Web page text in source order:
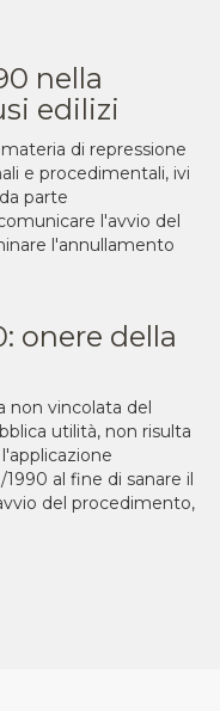
nella
edilizi
di repressione
e procedimentali, ivi
parte
l'avvio del
l'annullamento
onere della
non vincolata del
utilità, non risulta
al fine di sanare il
del procedimento,